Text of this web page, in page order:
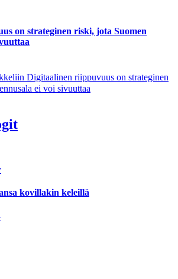
on strateginen riski, jota Suomen
Digitaalinen riippuvuus on strateginen
ei voi sivuuttaa
kovillakin keleillä